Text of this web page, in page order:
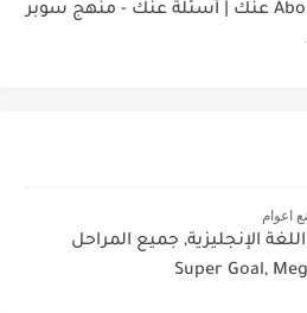
About You عنك | أسئلة عنك - منهج سوبر
اعوام
الإنجليزية, جميع المراحل
Super Goal,